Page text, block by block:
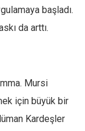
başladı.
da arttı.
Mursi
için büyük bir
Kardeşler